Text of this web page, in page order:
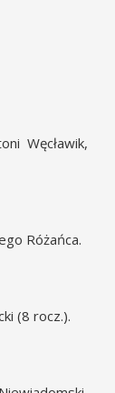
Węcławik,
Różańca.
(8 rocz.).